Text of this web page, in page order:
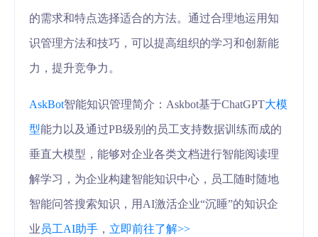
的需求和特点选择适合的方法。通过合理地运用知
识管理方法和技巧，可以提高组织的学习和创新能
力，提升竞争力。
AskBot智能知识管理简介：Askbot基于ChatGPT大模
型能力以及通过PB级别的员工支持数据训练而成的
垂直大模型，能够对企业各类文档进行智能阅读理
解学习，为企业构建智能知识中心，员工随时随地
智能问答搜索知识，用AI激活企业“沉睡”的知识企
业 员工AI助手 ， 立即前往了解>>